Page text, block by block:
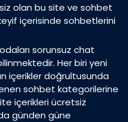
olan bu site ve sohbet
içerisinde sohbetlerini
odaları sorunsuz chat
Her biri yeni
içerikler doğrultusunda
sohbet kategorilerine
içerikleri ücretsiz
günden güne